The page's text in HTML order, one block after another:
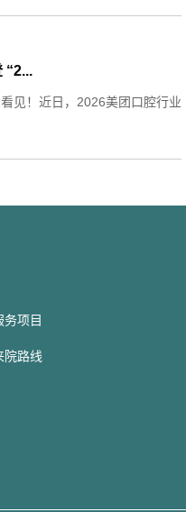
“2...
见！近日，2026美团口腔行业
务项目
院路线